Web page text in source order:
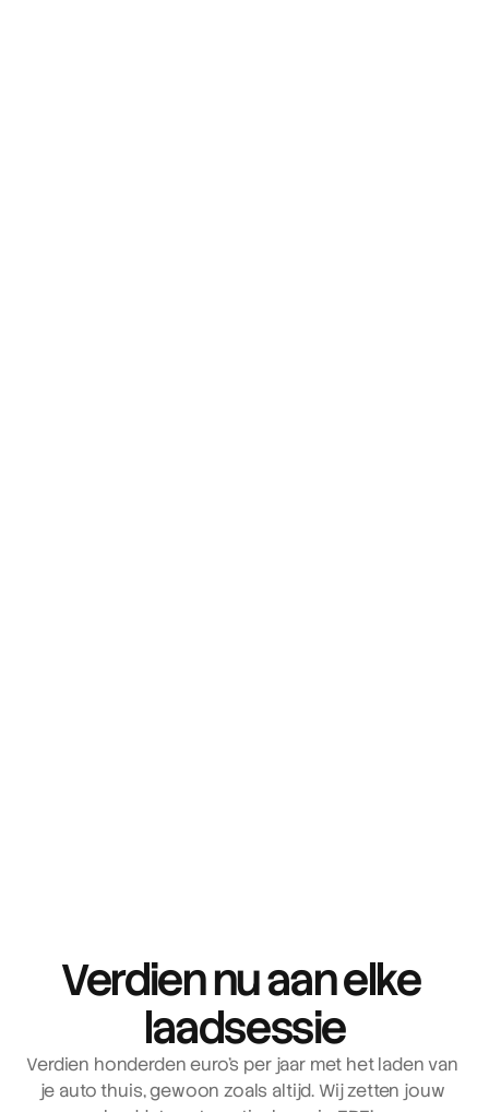
Verdien nu aan elke
laadsessie
Verdien honderden euro’s per jaar met het laden van
je auto thuis, gewoon zoals altijd. Wij zetten jouw